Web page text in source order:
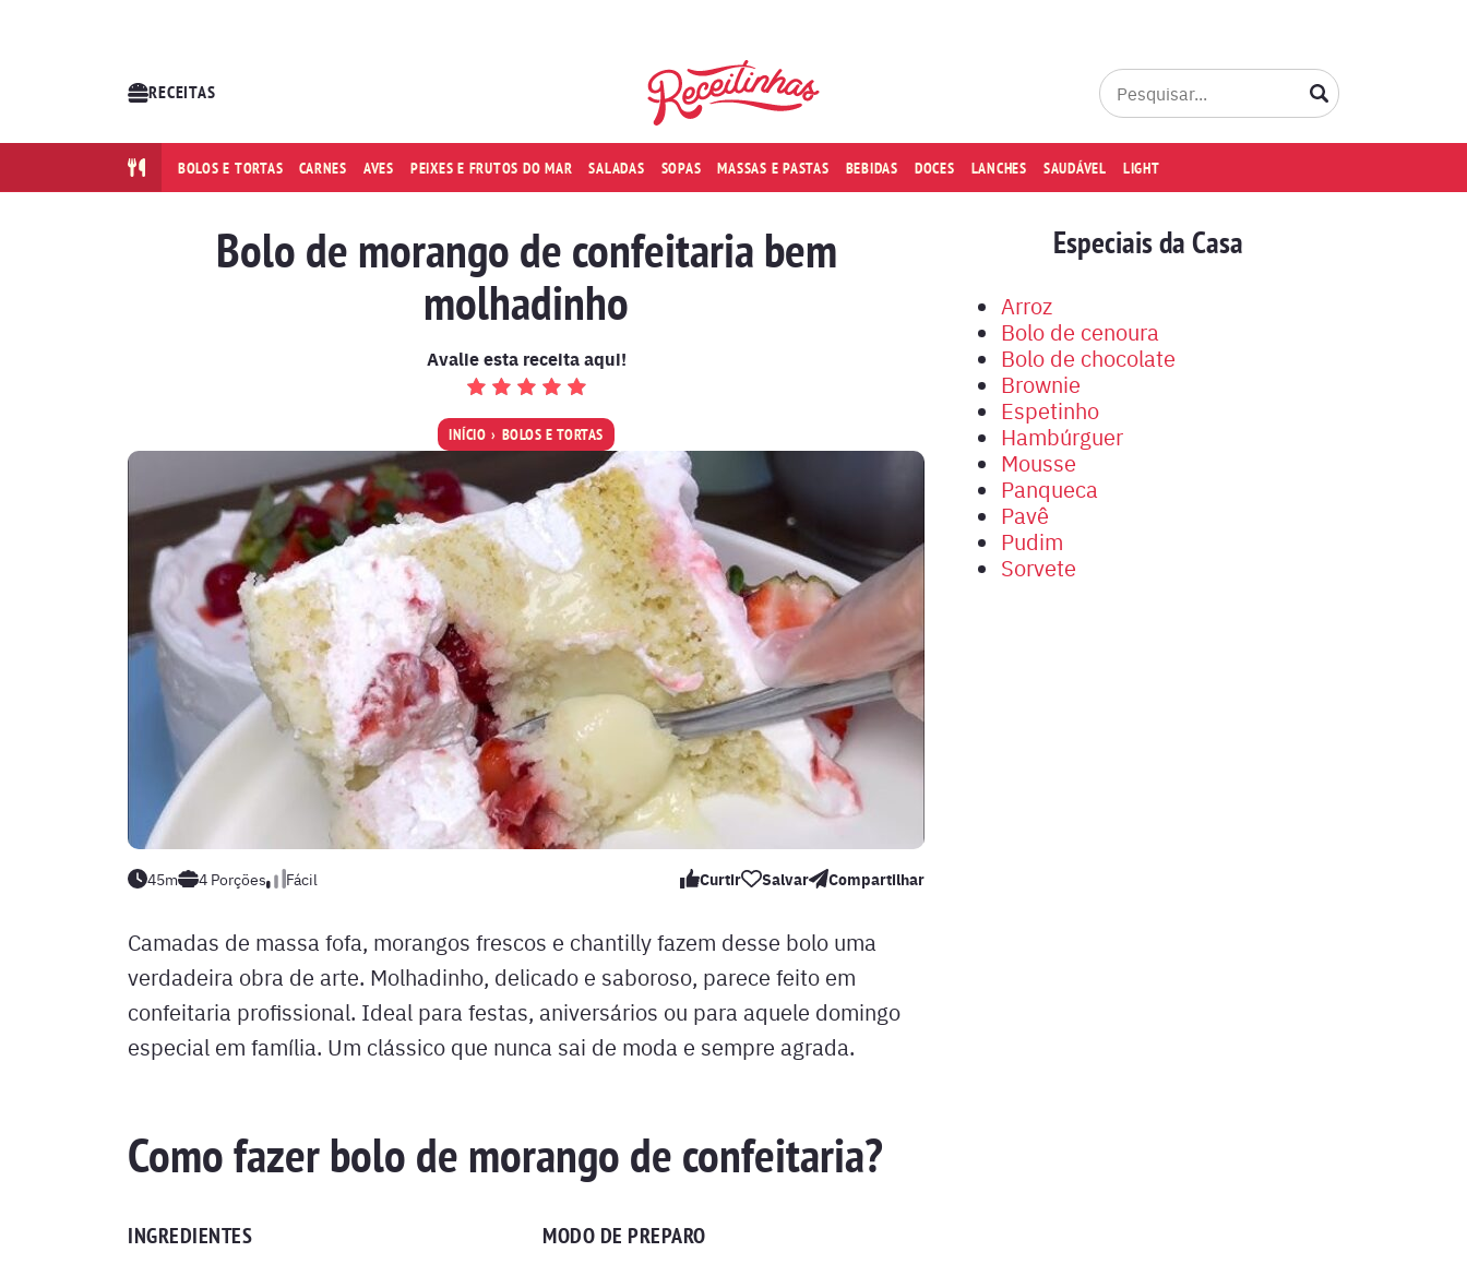
RECEITAS
BOLOS E TORTAS CARNES AVES PEIXES E FRUTOS DO MAR SALADAS SOPAS MASSAS E PASTAS BEBIDAS DOCES LANCHES SAUDÁVEL LIGHT
Bolo de morango de confeitaria bem
molhadinho
Avalie esta receita aqui!
INÍCIO BOLOS E TORTAS
45m 4 Porções Fácil Curtir Salvar Compartilhar
Camadas de massa fofa, morangos frescos e chantilly fazem desse bolo uma
verdadeira obra de arte. Molhadinho, delicado e saboroso, parece feito em
confeitaria profissional. Ideal para festas, aniversários ou para aquele domingo
especial em família. Um clássico que nunca sai de moda e sempre agrada.
Como fazer bolo de morango de confeitaria?
INGREDIENTES MODO DE PREPARO
Especiais da Casa
Arroz
Bolo de cenoura
Bolo de chocolate
Brownie
Espetinho
Hambúrguer
Mousse
Panqueca
Pavê
Pudim
Sorvete